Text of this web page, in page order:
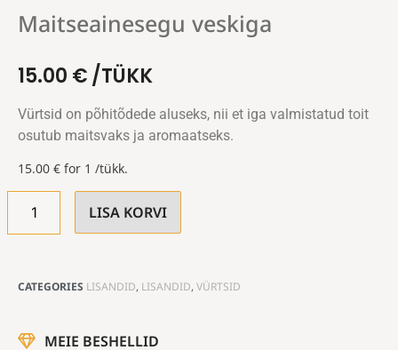
Maitseainesegu veskiga
15.00 €/TÜKK
Vürtsid on põhitõdede aluseks, nii et iga valmistatud toit
osutub maitsvaks ja aromaatseks.
15.00 € for 1 /tükk.
LISA KORVI
CATEGORIES LISANDID, LISANDID, VÜRTSID
MEIE BESHELLID